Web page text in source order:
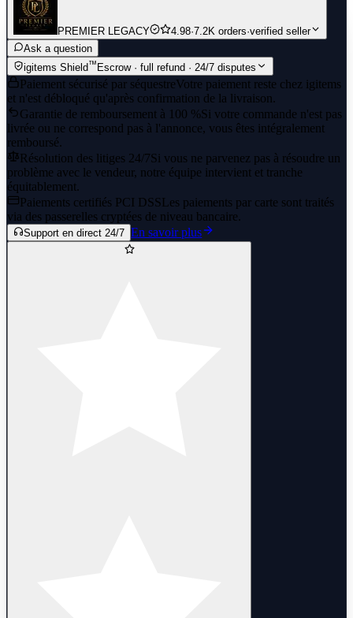
PREMIER LEGACY 4.98·7.2K orders·verified seller
Ask a question
igitems Shield™ Escrow · full refund · 24/7 disputes
Paiement sécurisé par séquestreVotre paiement reste chez igitems
et n'est débloqué qu'après confirmation de la livraison.
Garantie de remboursement à 100 %Si votre commande n'est pas
livrée ou ne correspond pas à l'annonce, vous êtes intégralement
remboursé.
Résolution des litiges 24/7Si vous ne parvenez pas à résoudre un
problème avec le vendeur, notre équipe intervient et tranche
équitablement.
Paiements certifiés PCI DSSLes paiements par carte sont traités
via des passerelles cryptées de niveau bancaire.
Support en direct 24/7 En savoir plus